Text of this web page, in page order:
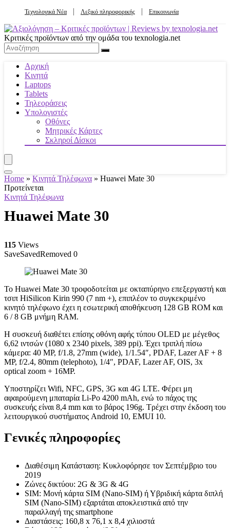
Τεχνολογικά Νέα Λεξικό πληροφορικής Επικοινωνία
Κριτικές προϊόντων από την ομάδα του texnologia.net
Αρχική
Κινητά
Laptops
Tablets
Τηλεοράσεις
Υπολογιστές
Οθόνες
Μητρικές Κάρτες
Σκληροί Δίσκοι
Home » Κινητά Τηλέφωνα » Huawei Mate 30
Προτείνεται
Κινητά Τηλέφωνα
Huawei Mate 30
115 Views
SaveSavedRemoved 0
Το Huawei Mate 30 τροφοδοτείται με οκταπύρηνο επεξεργαστή και
τσιπ HiSilicon Kirin 990 (7 nm +), επιπλέον το συγκεκριμένο
κινητό τηλέφωνο έχει η εσωτερική αποθήκευση 128 GB ROM και
6 / 8 GB μνήμη RAM.
Η συσκευή διαθέτει επίσης οθόνη αφής τύπου OLED με μέγεθος
6,62 ιντσών (1080 x 2340 pixels, 389 ppi). Έχει τριπλή πίσω
κάμερα: 40 MP, f/1.8, 27mm (wide), 1/1.54″, PDAF, Lazer AF + 8
MP, f/2.4, 80mm (telephoto), 1/4″, PDAF, Lazer AF, OIS, 3x
optical zoom + 16MP.
Υποστηρίζει Wifi, NFC, GPS, 3G και 4G LTE. Φέρει μη
αφαιρούμενη μπαταρία Li-Po 4200 mAh, ενώ το πάχος της
συσκευής είναι 8,4 mm και το βάρος 196g. Τρέχει στην έκδοση του
λειτουργικού συστήματος Android 10, EMUI 10.
Γενικές πληροφορίες
Διαθέσιμη Κατάσταση: Κυκλοφόρησε τον Σεπτέμβριο του
2019
Ζώνες δικτύου: 2G & 3G & 4G
SIM: Μονή κάρτα SIM (Nano-SIM) ή Υβριδική κάρτα διπλή
SIM (Nano-SIM) εξαρτάται αποκλειστικά από την
παραλλαγή της smartphone
Διαστάσεις: 160,8 x 76,1 x 8,4 χιλιοστά